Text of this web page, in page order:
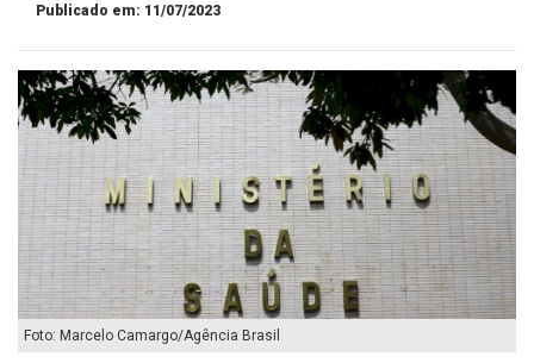
Publicado em: 11/07/2023
Foto: Marcelo Camargo/Agência Brasil